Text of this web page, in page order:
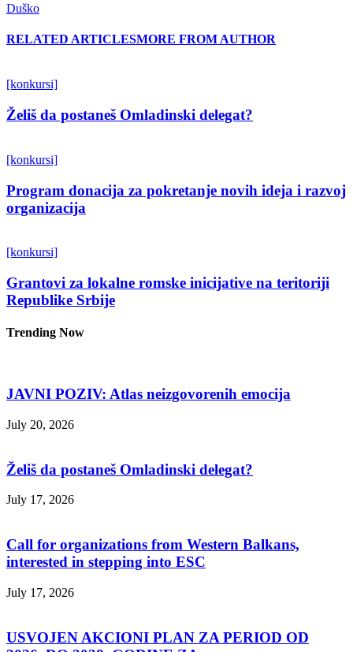
Duško
RELATED ARTICLESMORE FROM AUTHOR
[konkursi]
Želiš da postaneš Omladinski delegat?
[konkursi]
Program donacija za pokretanje novih ideja i razvoj
organizacija
[konkursi]
Grantovi za lokalne romske inicijative na teritoriji
Republike Srbije
Trending Now
JAVNI POZIV: Atlas neizgovorenih emocija
July 20, 2026
Želiš da postaneš Omladinski delegat?
July 17, 2026
Call for organizations from Western Balkans,
interested in stepping into ESC
July 17, 2026
USVOJEN AKCIONI PLAN ZA PERIOD OD